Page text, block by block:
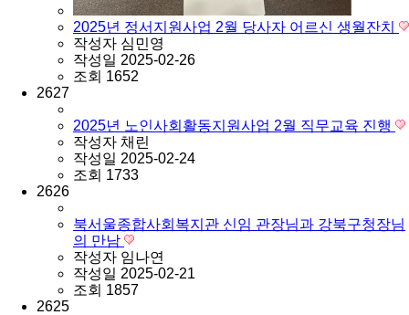
2025년 정서지원사업 2월 당사자 어르신 생월잔치
작성자 심민영
작성일 2025-02-26
조회 1652
2627
2025년 노인사회활동지원사업 2월 직무교육 진행
작성자 채린
작성일 2025-02-24
조회 1733
2626
북서울종합사회복지관 신임 관장님과 강북구청장님
의 만남
작성자 임나연
작성일 2025-02-21
조회 1857
2625